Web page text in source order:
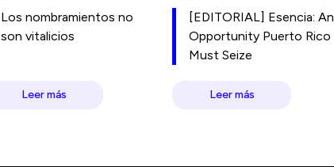
Los nombramientos no
son vitalicios
Leer más
[EDITORIAL] Esencia: An
Opportunity Puerto Rico
Must Seize
Leer más